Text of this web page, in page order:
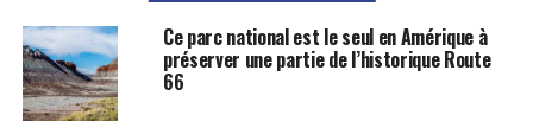
Ce parc national est le seul en Amérique à
préserver une partie de l’historique Route
66